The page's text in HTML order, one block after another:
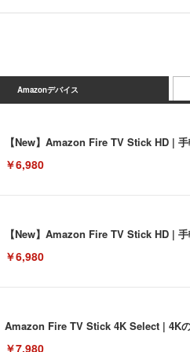
Amazonデバイス
【New】Amazon Fire TV Stick HD |
￥6,980
【New】Amazon Fire TV Stick HD |
￥6,980
Amazon Fire TV Stick 4K Select | 4K
￥7,980